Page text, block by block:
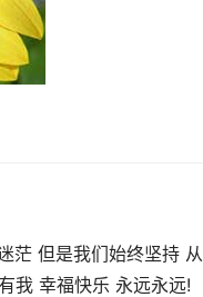
茫 但是我们始终坚持 从
我 幸福快乐 永远永远!